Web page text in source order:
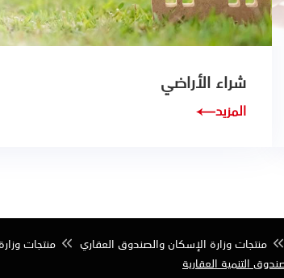
شراء الأراضي
المزيد
منتجات وزارة الإسكان والصندوق العقاري
منتجات
التنمية العقارية